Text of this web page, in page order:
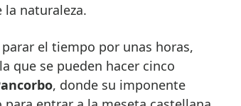
la naturaleza.
el tiempo por unas horas,
que se pueden hacer cinco
, donde su imponente